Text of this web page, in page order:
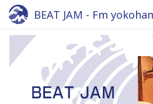
BEAT JAM - Fm